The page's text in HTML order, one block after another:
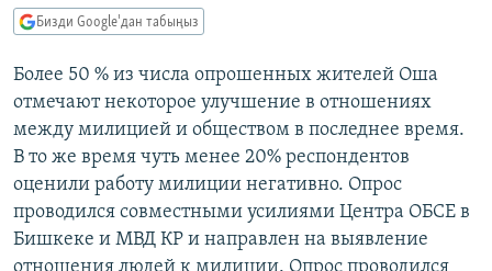
БҮГҮН АЗАТТЫКТА
ЭКСПЕРТТЕР ТАЛДАЙТ
ДАНИСТЕ
ЭЖЕ-СИҢДИЛЕР
АЗАТТЫК+
ПОДКАСТ
ӨЗГӨЧӨ ПИКИР
Русский
ОНЛАЙН ШЕРИНЕ
Бизди Google'дан табыңыз
Более 50 % из числа опрошенных жителей Оша
отмечают некоторое улучшение в отношениях
между милицией и обществом в последнее время.
В то же время чуть менее 20% респондентов
оценили работу милиции негативно. Опрос
проводился совместными усилиями Центра ОБСЕ в
Бишкеке и МВД КР и направлен на выявление